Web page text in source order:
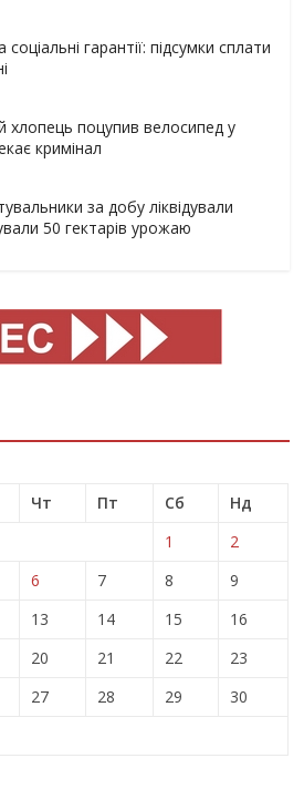
гарантії: підсумки сплати
хлопець поцупив велосипед у
кримінал
за добу ліквідували
50 гектарів урожаю
Чт Пт Сб
Нд
1
2
6 7 8
9
13 14 15
16
20 21 22
23
27 28 29
30